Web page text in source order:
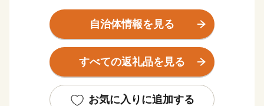
自治体情報を見る
すべての返礼品を見る
お気に入りに追加する